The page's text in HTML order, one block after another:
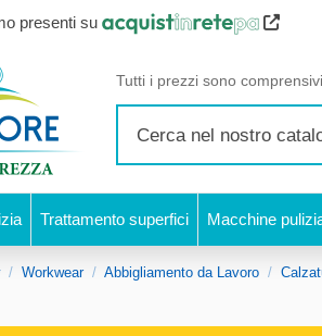
presenti su
Tutti i prezzi sono
Trattamento superfici Macchine
Workwear Abbigliamento da Lavoro